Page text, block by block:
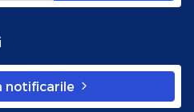
notificarile